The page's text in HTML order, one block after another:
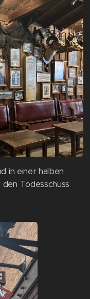
in einer halben
Todesschuss